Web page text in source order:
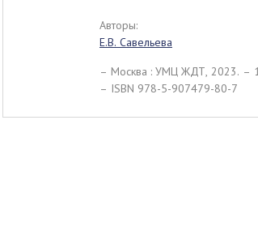
Авторы:
Е.В. Савельева
– Москва : УМЦ ЖДТ, 2023. –
– ISBN 978-5-907479-80-7